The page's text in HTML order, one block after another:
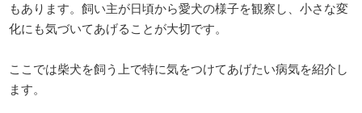
もあります。飼い主が日頃から愛犬の様子を観察し、小さな変
化にも気づいてあげることが大切です。
ここでは柴犬を飼う上で特に気をつけてあげたい病気を紹介し
ます。